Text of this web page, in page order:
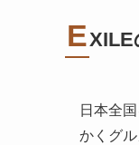
EXILE
日本全
かくグル